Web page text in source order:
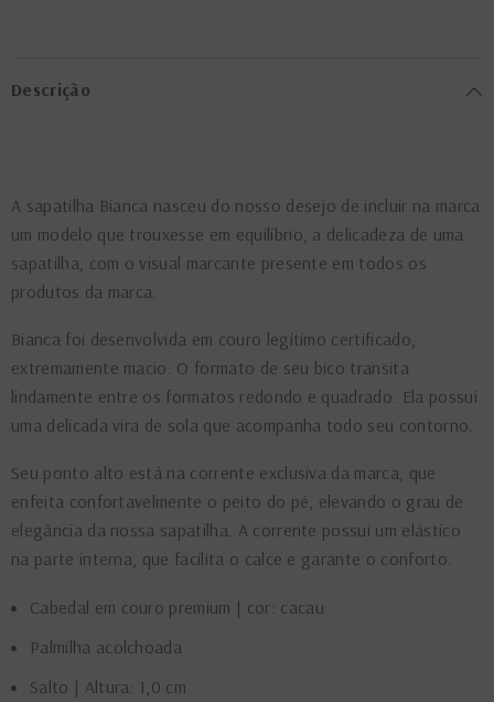
Descrição
A sapatilha Bianca nasceu do nosso desejo de incluir na marca
um modelo que trouxesse em equilíbrio, a delicadeza de uma
sapatilha, com o visual marcante presente em todos os
produtos da marca.
Bianca foi desenvolvida em couro legítimo certificado,
extremamente macio. O formato de seu bico transita
lindamente entre os formatos redondo e quadrado. Ela possui
uma delicada vira de sola que acompanha todo seu contorno.
Seu ponto alto está na corrente exclusiva da marca, que
enfeita confortavelmente o peito do pé, elevando o grau de
elegância da nossa sapatilha. A corrente possui um elástico
na parte interna, que facilita o calce e garante o conforto.
Cabedal em couro premium | cor: cacau
Palmilha acolchoada
Salto | Altura: 1,0 cm